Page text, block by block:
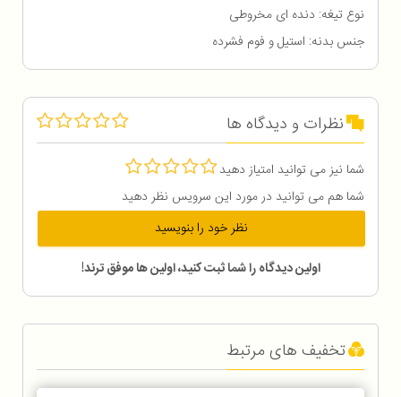
نوع تیغه: دنده ای مخروطی
جنس بدنه: استیل و فوم فشرده
نظرات و دیدگاه ها
شما نیز می توانید امتیاز دهید
شما هم می توانید در مورد این سرویس نظر دهید
نظر خود را بنویسید
اولین دیدگاه را شما ثبت کنید، اولین ها موفق ترند!
تخفیف های مرتبط